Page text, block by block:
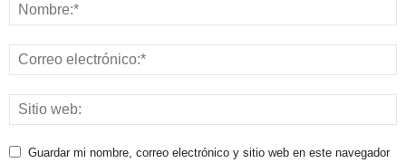
Guardar mi nombre, correo electrónico y sitio web en este navegador